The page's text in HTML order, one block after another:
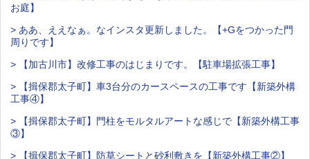
お庭】
> ああ、ええなぁ。なインスタ更新しました。【+Gをつかった門
周りです】
> 【加古川市】改修工事のはじまりです。【駐車場拡張工事】
> 【揖保郡太子町】車3台分のカースペースの工事です【新築外構
工事④】
> 【揖保郡太子町】門柱をモルタルアートな感じで【新築外構工事
③】
> 【揖保郡太子町】防草シートと砂利敷きを【新築外構工事②】